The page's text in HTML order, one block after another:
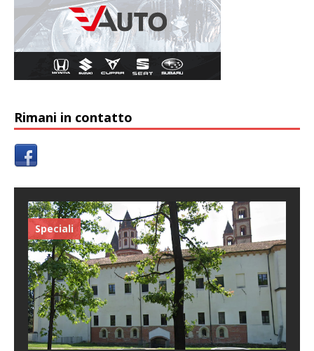
Rimani in contatto
Speciali